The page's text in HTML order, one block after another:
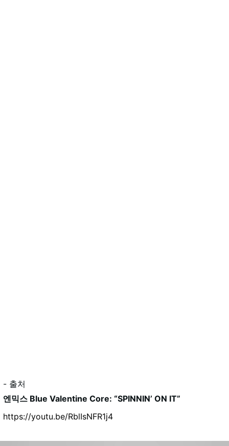
- 출처
엔믹스 Blue Valentine Core: “SPINNIN’ ON IT”
https://youtu.be/RblIsNFR1j4